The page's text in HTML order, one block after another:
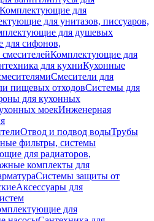
Комплектующие для
для унитазов, писсуаров,
для душевых
сифонов,
Комплектующие для
для кухниКухонные
Смесители для
пищевых отходовСистемы для
для кухонных
моекИнженерная
Отвод и подвод водыТрубы
фильтры, системы
для радиаторов,
комплекты для
Системы защиты от
Аксессуары для
для